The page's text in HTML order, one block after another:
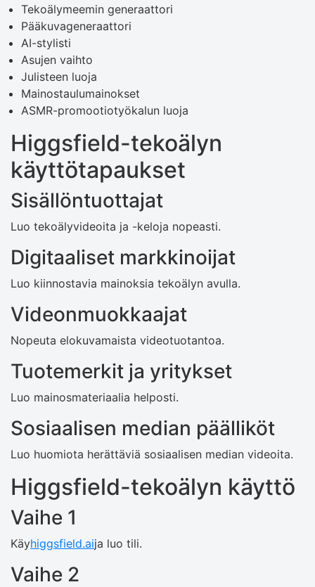
Tekoälymeemin generaattori
Pääkuvageneraattori
AI-stylisti
Asujen vaihto
Julisteen luoja
Mainostaulumainokset
ASMR-promootiotyökalun luoja
Higgsfield-tekoälyn
käyttötapaukset
Sisällöntuottajat
Luo tekoälyvideoita ja -keloja nopeasti.
Digitaaliset markkinoijat
Luo kiinnostavia mainoksia tekoälyn avulla.
Videonmuokkaajat
Nopeuta elokuvamaista videotuotantoa.
Tuotemerkit ja yritykset
Luo mainosmateriaalia helposti.
Sosiaalisen median päälliköt
Luo huomiota herättäviä sosiaalisen median videoita.
Higgsfield-tekoälyn käyttö
Vaihe 1
Käyhiggsfield.aija luo tili.
Vaihe 2